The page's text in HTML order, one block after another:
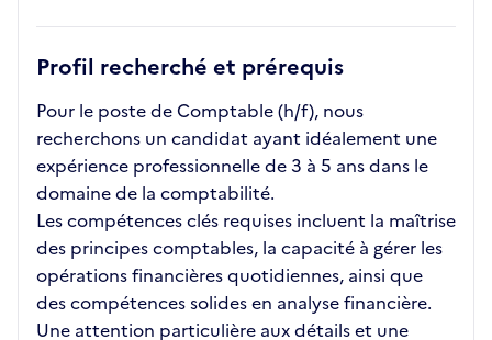
Profil recherché et prérequis
Pour le poste de Comptable (h/f), nous
recherchons un candidat ayant idéalement une
expérience professionnelle de 3 à 5 ans dans le
domaine de la comptabilité.
Les compétences clés requises incluent la maîtrise
des principes comptables, la capacité à gérer les
opérations financières quotidiennes, ainsi que
des compétences solides en analyse financière.
Une attention particulière aux détails et une